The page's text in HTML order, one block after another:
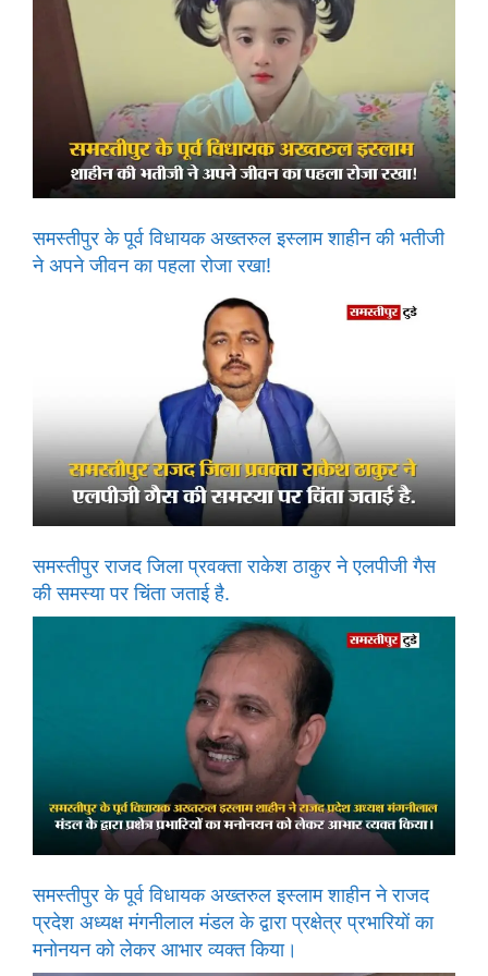
समस्तीपुर के पूर्व विधायक अख्तरुल इस्लाम शाहीन की भतीजी
ने अपने जीवन का पहला रोजा रखा!
समस्तीपुर राजद जिला प्रवक्ता राकेश ठाकुर ने एलपीजी गैस
की समस्या पर चिंता जताई है.
समस्तीपुर के पूर्व विधायक अख्तरुल इस्लाम शाहीन ने राजद
प्रदेश अध्यक्ष मंगनीलाल मंडल के द्वारा प्रक्षेत्र प्रभारियों का
मनोनयन को लेकर आभार व्यक्त किया।